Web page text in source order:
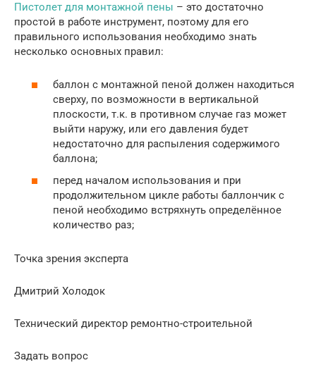
Пистолет для монтажной пены – это достаточно
простой в работе инструмент, поэтому для его
правильного использования необходимо знать
несколько основных правил:
баллон с монтажной пеной должен находиться
сверху, по возможности в вертикальной
плоскости, т.к. в противном случае газ может
выйти наружу, или его давления будет
недостаточно для распыления содержимого
баллона;
перед началом использования и при
продолжительном цикле работы баллончик с
пеной необходимо встряхнуть определённое
количество раз;
Точка зрения эксперта
Дмитрий Холодок
Технический директор ремонтно-строительной
Задать вопрос